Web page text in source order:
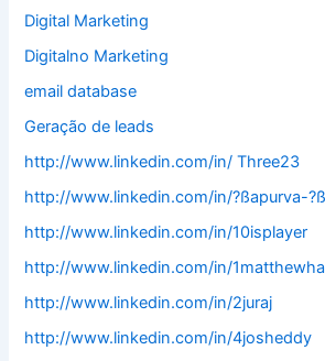
Digital Marketing
Digitalno Marketing
email database
Geração de leads
http://www.linkedin.com/in/ Three23
http://www.linkedin.com/in/?ßapurva-
http://www.linkedin.com/in/10isplayer
http://www.linkedin.com/in/
http://www.linkedin.com/in/2juraj
http://www.linkedin.com/in/4josheddy